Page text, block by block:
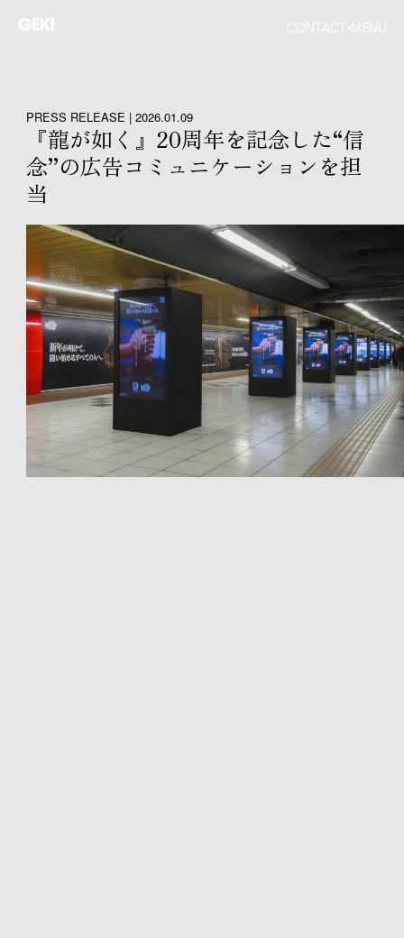
CONTACT MENU
PRESS RELEASE | 2026.01.09
『龍が如く』20周年を記念した“信
念”の広告コミュニケーションを担
当